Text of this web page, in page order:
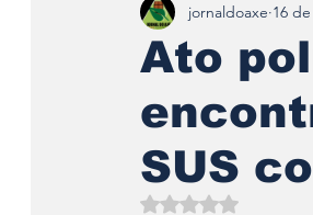
Colunista - Pai Soares
Eventos no Axé
Ato
SUS
jornaldoaxe 16
Avaliado com